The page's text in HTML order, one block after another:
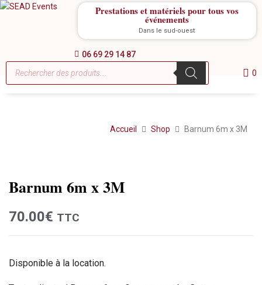
Prestations et matériels pour tous vos
événements
Dans le sud-ouest
06 69 29 14 87
0
Accueil Shop Barnum 6m x 3M
Barnum 6m x 3M
70.00€ TTC
Disponible à la location.